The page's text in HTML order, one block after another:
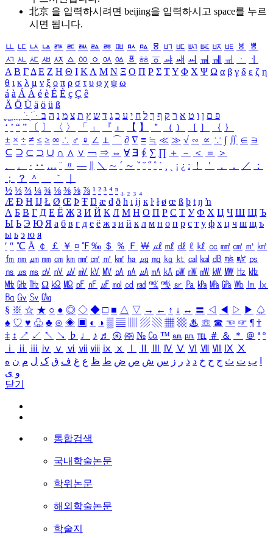
北京 을 입력하시려면 beijing을 입력하시고 space를 누르
시면 됩니다.
ㅥ ㅦ ㅧ ㅨ ㅩ ㅪ ㅫ ㅬ ㅭ ㅮ ㅯ ㅰ ㅱ ㅲ ㅳ ㅴ ㅵ ㅶ ㅷ ㅸ
ㅹ
ㅺ ㅻ ㅼ ㅽ ㅾ ㅿ ㆀ ㆁ ㆂ ㆃ ㆄ ㆅ ㆆ ㆇ ㆈ ㆉ ㆊ ㆋ ㆌ ㆍ
ㆎ
Α Β ΓΔ Ε Ζ Η Θ Ι ΚΛ Μ Ν Ξ Ο Π Ρ Σ ΤΥ Φ Χ Ψ Ω α β γ δ ε ζ η
θ ι κ λ μ ν ξ ο π ρ σ τ υ φ χ ψ ω
á à Á À é è É È ç Ç ê
Ä Ö Ü ä ö ü ß
ִֶֹ ֻּ ׁׂ פ ם ן ו ט א ר ק ף ך ל ח י ע כ ג ד ש ץ ת צ מ נ ה ב
‘ ’ “ ” 〔 〕 〈 〉 「 」 『 』 【 】 ＂ （ ） ［ ］ ｛ ｝
± × ÷ ≠ ≤ ≥ ∞ ∴ ♂ ♀ ∠ ⊥ ⌒ ∂ ∇ ≡ ≒ ≪ ≫ √ ∽ ∝ ∵ ∫ ∬ ∈ ∋
⊆ ⊇ ⊂ ⊃ ∪ ∩ ∧ ∨ ￢ ⇒ ⇔ ∀ ∃ ∮ ∑ ∏ ＋ － ＜ ＝
＞
、
。 · ‥ … ¨ 〃 ― ＼ ∼ ´ ～ ˇ ˘ ˝ ˚ ˙ ¸ ¡ ¿ ː ！ ＇ ， ． ／
：
；
？ ＾ ｀
½ ⅓ ⅔ ¼ ¾ ⅛ ⅜ ⅝ ⅞ ¹ ² ³ ⁴ ⁿ ₁ ₂ ₃ ₄
Æ Ð Ħ Ĳ Ł Ø Œ Þ Ŧ Ŋ æ đ ð ħ ı ĳ ĸ ŀ ł ø œ ß þ ŧ ŋ ŉ
А Б В Г Д Е Ё Ж З И Й К Л М Н О П Р С Т У Ф Х Ц Ч Ш Щ Ъ
Ы Ь Э Ю Я а б в г д е ё ж з и й к л м н о п р с т у ф х ц ч ш щ ъ
ы ь э ю я
′ ″ ℃ Å ￠ ￡ ￥ ¤ ℉ ‰ ＄ ％ Ｆ ￦ ㎕ ㎖ ㎗ ℓ ㎘ ㏄ ㎣ ㎤ ㎥ ㎦
㎙ ㎚ ㎛ ㎜ ㎝ ㎞ ㎟ ㎠ ㎡ ㎢ ㏊ ㎍ ㎎ ㎏ ㏏ ㎈ ㎉ ㏈ ㎧ ㎨ ㎰
㎱ ㎲ ㎳ ㎴ ㎵ ㎶ ㎷ ㎸ ㎹ ㎀ ㎁ ㎂ ㎃ ㎄ ㎺ ㎻ ㎽ ㎾ ㎿ ㎐ ㎑
㎒ ㎓ ㎔ Ω ㏀ ㏁ ㎊ ㎋ ㎌ ㏖ ㏅ ㎭ ㎮ ㎯ ㏛ ㎩ ㎪ ㎫ ㎬ ㏝ ㏐
㏓
㏃ ㏉ ㏜ ㏆
§ ※ ☆ ★ ○ ● ◎ ◇ ◆ □ ■ △ ▽ → ← ↑ ↓ ↔ 〓 ◁ ◀ ▷ ▶ ♤
♠ ♡ ♥ ♧ ♣ ⊙ ◈ ▣ ◐ ◑ ▒ ▤ ▨ ▧ ▦ ▩ ♨ ☏ ☎ ☜ ☞ ¶ †
‡ ↕ ↗ ↙ ↖ ↘ ♭ ♩ ♪ ♬ ㉿ ㈜ № ㏇ ™ ㏂ ㏘ ℡ ＃ ＆ ＊ ＠ ª º
ⅰ
ⅱ ⅲ ⅳ ⅴ ⅵ ⅶ ⅷ ⅸ ⅹ Ⅳ Ⅴ Ⅵ Ⅶ Ⅷ Ⅸ Ⅹ
ب ت ث ج ح خ د ذ ر ز س ش ص ض ط ظ ع غ ف ق ک ل م ن ه
و ی
닫기
통합검색
국내학술논문
학위논문
해외학술논문
학술지